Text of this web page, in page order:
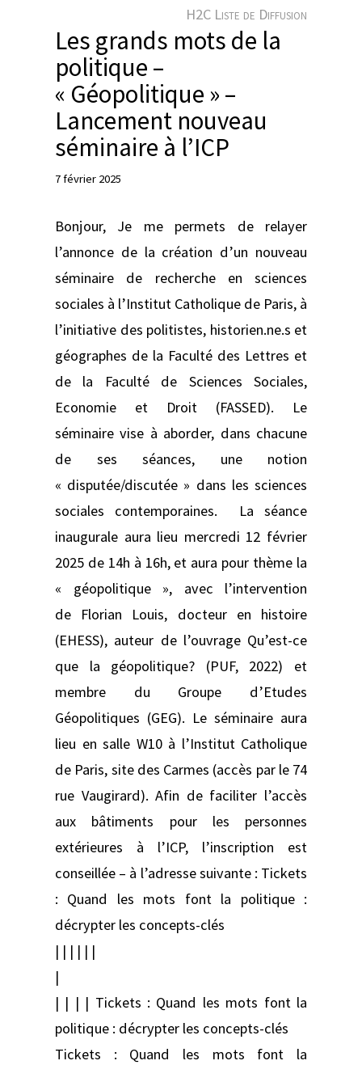
H2C Liste de Diffusion
Les grands mots de la
politique –
« Géopolitique » –
Lancement nouveau
séminaire à l’ICP
7 février 2025
Bonjour, Je me permets de relayer
l’annonce de la création d’un nouveau
séminaire de recherche en sciences
sociales à l’Institut Catholique de Paris, à
l’initiative des politistes, historien.ne.s et
géographes de la Faculté des Lettres et
de la Faculté de Sciences Sociales,
Economie et Droit (FASSED). Le
séminaire vise à aborder, dans chacune
de ses séances, une notion
« disputée/discutée » dans les sciences
sociales contemporaines. La séance
inaugurale aura lieu mercredi 12 février
2025 de 14h à 16h, et aura pour thème la
« géopolitique », avec l’intervention
de Florian Louis, docteur en histoire
(EHESS), auteur de l’ouvrage Qu’est-ce
que la géopolitique? (PUF, 2022) et
membre du Groupe d’Etudes
Géopolitiques (GEG). Le séminaire aura
lieu en salle W10 à l’Institut Catholique
de Paris, site des Carmes (accès par le 74
rue Vaugirard). Afin de faciliter l’accès
aux bâtiments pour les personnes
extérieures à l’ICP, l’inscription est
conseillée – à l’adresse suivante : Tickets
: Quand les mots font la politique :
décrypter les concepts-clés
| | | | | |
|
| | | | Tickets : Quand les mots font la
politique : décrypter les concepts-clés
Tickets : Quand les mots font la